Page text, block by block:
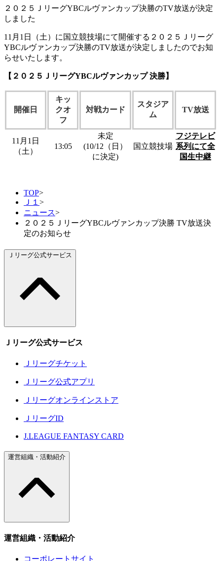
２０２５ＪリーグYBCルヴァンカップ決勝のTV放送が決定
しました
11月1日（土）に国立競技場にて開催する２０２５Ｊリーグ
YBCルヴァンカップ決勝のTV放送が決定しましたのでお知
らせいたします。
【２０２５ＪリーグYBCルヴァンカップ 決勝】
開催日
キッ
クオ
フ
対戦カード
スタジア
ム
TV放送
11月1日
（土）
13:05
未定
(10/12（日）
に決定)
国立競技場
フジテレビ
系列にて全
国生中継
TOP>
Ｊ１ >
ニュース>
２０２５ＪリーグYBCルヴァンカップ決勝 TV放送決
定のお知らせ
Ｊリーグ公式サービス
Ｊリーグ公式サービス
Ｊリーグチケット
Ｊリーグ公式アプリ
Ｊリーグオンラインストア
ＪリーグID
J.LEAGUE FANTASY CARD
運営組織・活動紹介
運営組織・活動紹介
コーポレートサイト